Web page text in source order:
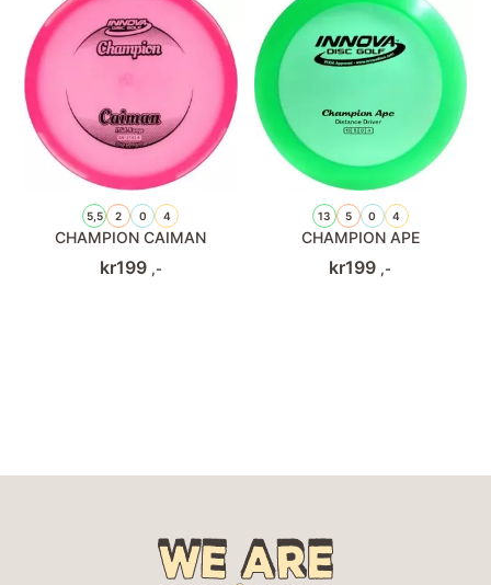
5,5 2 0 4
CHAMPION CAIMAN
kr199 ,-
13 5 0 4
CHAMPION APE
kr199 ,-